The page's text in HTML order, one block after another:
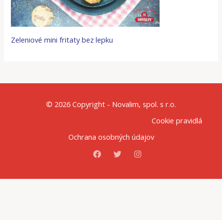
Zeleniové mini fritaty bez lepku
© 2026 Copyright - Novalim, spol. s r.o.
Cookie pravidlá
Ochrana osobných údajov